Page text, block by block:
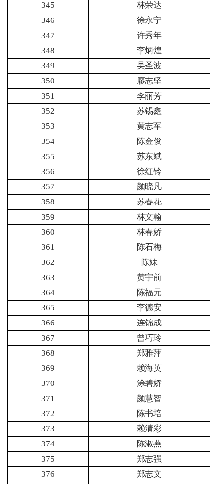
345
林荣达
346
徐永宁
347
许秀年
348
李炳煌
349
吴圣波
350
廖志坚
351
李丽芳
352
苏锡鑫
353
黄志军
354
陈金俊
355
苏东斌
356
徐红铃
357
颜晓凡
358
苏春花
359
林文翰
360
林春娇
361
陈石梅
362
陈妹
363
黄宇前
364
陈福元
365
李德安
366
连锦成
367
曾巧玲
368
郑雅萍
369
赖海英
370
涂碧娇
371
颜慧智
372
陈书培
373
赖清彩
374
陈淑燕
375
郑志强
376
郑志文